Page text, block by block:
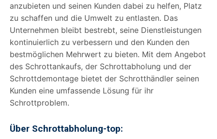
anzubieten und seinen Kunden dabei zu helfen, Platz
zu schaffen und die Umwelt zu entlasten. Das
Unternehmen bleibt bestrebt, seine Dienstleistungen
kontinuierlich zu verbessern und den Kunden den
bestmöglichen Mehrwert zu bieten. Mit dem Angebot
des Schrottankaufs, der Schrottabholung und der
Schrottdemontage bietet der Schrotthändler seinen
Kunden eine umfassende Lösung für ihr
Schrottproblem.
Über Schrottabholung-top: